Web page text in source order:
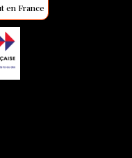
en France